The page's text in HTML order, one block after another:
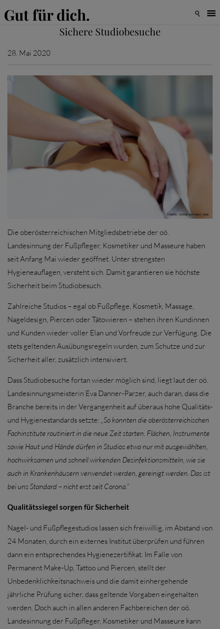
Gut für dich. 
Sichere Studiobesuche
28. Mai 2020
Die oberösterreichischen Mitgliedsbetriebe der oö.
Landesinnung der Fußpfleger, Kosmetiker und Masseure haben
seit Anfang Mai wieder geöffnet. Unter strengsten
Hygieneauflagen, versteht sich. Damit garantieren sie höchste
Sicherheit beim Studiobesuch.
Zahlreiche Studios – egal ob Fußpflege, Kosmetik, Massage,
Nageldesign, Piercen oder Tätowieren – stehen ihren Kundinnen
und Kunden wieder voller Elan und Vorfreude zur Verfügung. Die
stets geltenden Ausübungsregeln wurden, zum Schutze und zur
Sicherheit aller, zusätzlich intensiviert.
Dass Studiobesuche fortan wieder möglich sind, liegt laut der oö.
Landesinnungsmeisterin Eva Danner-Parzer, auch daran, dass die
Branche bereits in der Vergangenheit auf überaus hohe Qualitäts-
und Hygienestandards setzte: „So konnten die oberösterreichischen
Fachinstitute routiniert in die neue Zeit starten. Flächen, Instrumente
sowie Haut und Hände dürfen in Studios etwa nur mit ausgewählten,
hochwirksamen und schnell wirkenden Desinfektionsmitteln, wie sie
auch in Krankenhäusern verwendet werden, gereinigt werden. Das ist
bei uns Standard – nicht erst seit Corona.“
Qualitätssiegel sorgen für Sicherheit
Nagel- und Fußpflegestudios lassen sich freiwillig, im Abstand von
24 Monaten, durch ein externes Institut überprüfen und führen
dann ein entsprechendes Hygienezertifikat. Im Falle von
Permanent Make-Up, Tattoo und Piercen, stellt der
Unbedenklichkeitsnachweis und die damit einhergehende
jährliche Prüfung sicher, dass geltende Vorgaben eingehalten
werden. Doch auch in allen anderen Fachbereichen der oö.
Landesinnung der Fußpfleger, Kosmetiker und Masseure kann